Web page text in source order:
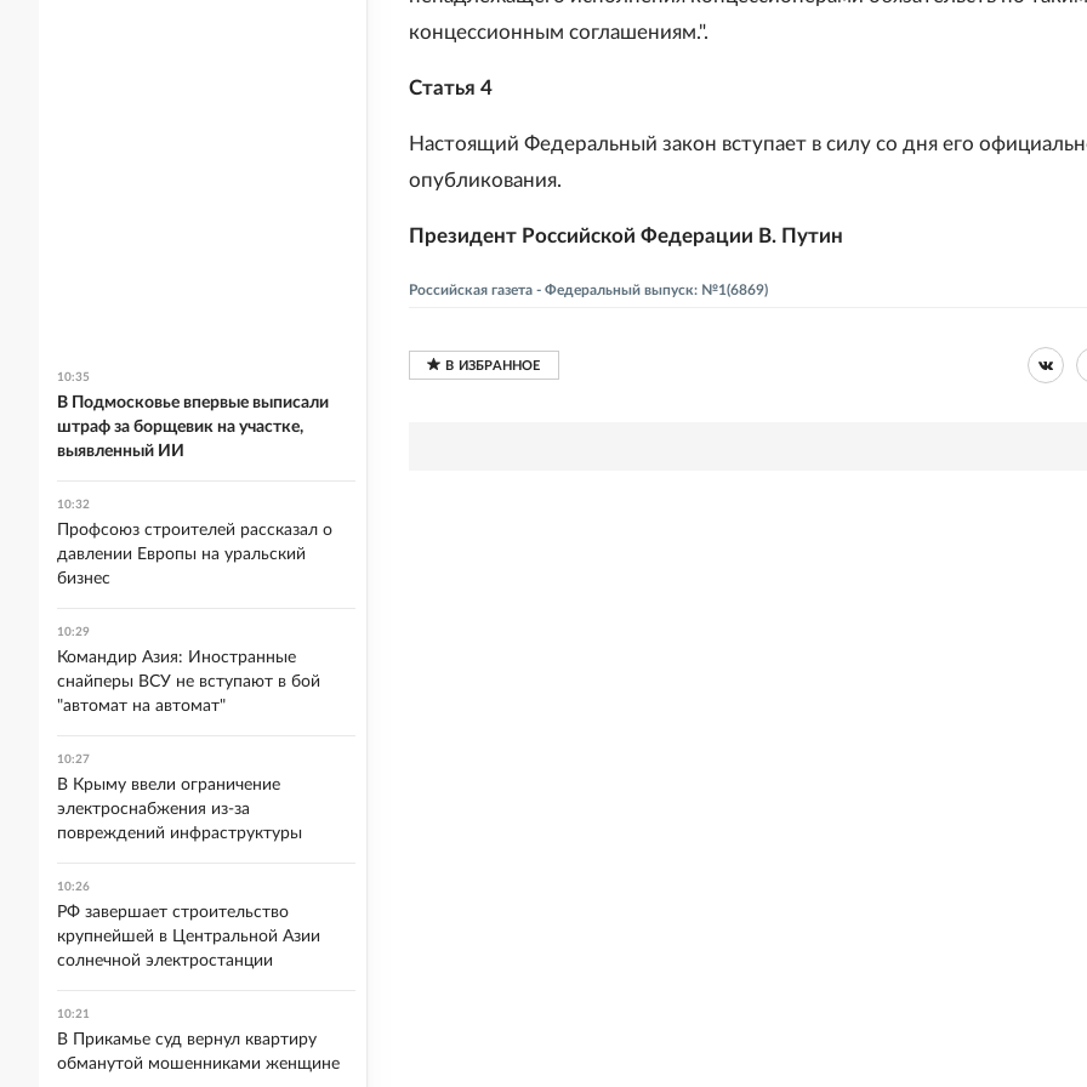
концессионным соглашениям.".
Статья 4
Настоящий Федеральный закон вступает в силу со дня его
опубликования.
Президент Российской Федерации В. Путин
Российская газета - Федеральный выпуск: №1(6869)
10:35
В Подмосковье впервые выписали
штраф за борщевик на участке,
выявленный ИИ
10:32
Профсоюз строителей рассказал о
давлении Европы на уральский
бизнес
10:29
Командир Азия: Иностранные
снайперы ВСУ не вступают в бой
"автомат на автомат"
10:27
В Крыму ввели ограничение
электроснабжения из-за
повреждений инфраструктуры
10:26
РФ завершает строительство
крупнейшей в Центральной Азии
солнечной электростанции
10:21
В Прикамье суд вернул квартиру
обманутой мошенниками женщине